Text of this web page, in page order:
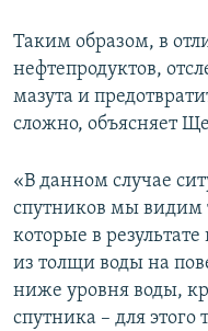
Таким образом, в
нефтепродуктов,
мазута и
сложно, объясняет
«В данном случае
спутников мы видим
которые в
из толщи воды на
ниже уровня воды,
спутника – для